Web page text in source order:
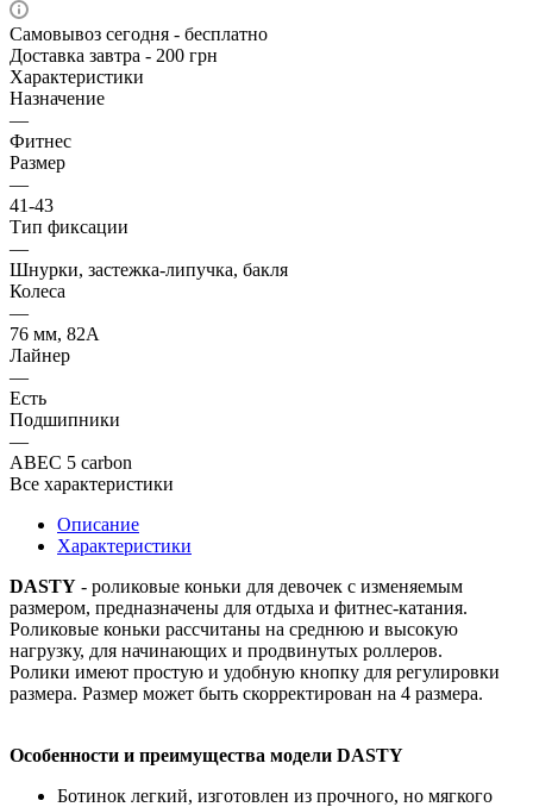
Самовывоз сегодня - бесплатно
Доставка завтра - 200 грн
Характеристики
Назначение
—
Фитнес
Размер
—
41-43
Тип фиксации
—
Шнурки, застежка-липучка, бакля
Колеса
—
76 мм, 82A
Лайнер
—
Есть
Подшипники
—
ABEC 5 carbon
Все характеристики
Описание
Характеристики
DASTY - роликовые коньки для девочек с изменяемым
размером, предназначены для отдыха и фитнес-катания.
Роликовые коньки рассчитаны на среднюю и высокую
нагрузку, для начинающих и продвинутых роллеров.
Ролики имеют простую и удобную кнопку для регулировки
размера. Размер может быть скорректирован на 4 размера.
Особенности и преимущества модели DASTY
Ботинок легкий, изготовлен из прочного, но мягкого